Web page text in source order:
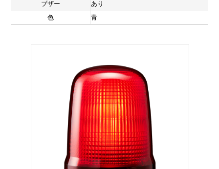
ブザー
あり
色
青